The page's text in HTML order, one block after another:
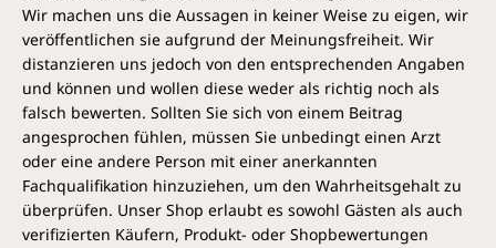
Frucht nicht regelmäßig verzehren, jedoch auf die
wertvollen Inhaltsstoffe nicht verzichten möchten.
Was genau ist eine Grapefruit?
Die Grapefruit ist die Frucht eines subtropischen
Baumes und zählt zu den Zitrusfrüchten. Sie ist eine
Kreuzung aus Orange und Pampelmuse. Die Frucht
wird auch Adamsapfel oder Paradiesapfel genannt.
Die englische Bezeichnung Grapefruit geht darauf
zurück, dass die Früchte (fruit) am Baum wie Trauben
Wir machen uns die Aussagen in keiner Weise zu eigen, wir
veröffentlichen sie aufgrund der Meinungsfreiheit. Wir
distanzieren uns jedoch von den entsprechenden Angaben
und können und wollen diese weder als richtig noch als
falsch bewerten. Sollten Sie sich von einem Beitrag
angesprochen fühlen, müssen Sie unbedingt einen Arzt
oder eine andere Person mit einer anerkannten
Fachqualifikation hinzuziehen, um den Wahrheitsgehalt zu
überprüfen. Unser Shop erlaubt es sowohl Gästen als auch
verifizierten Käufern, Produkt- oder Shopbewertungen